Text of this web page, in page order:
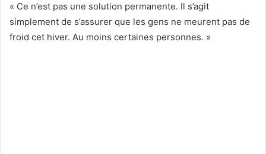
« Ce n’est pas une solution permanente. Il s’agit
simplement de s’assurer que les gens ne meurent pas de
froid cet hiver. Au moins certaines personnes. »